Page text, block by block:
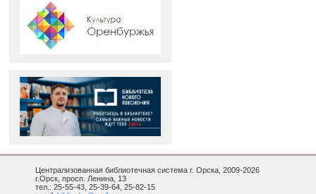
Централизованная библиотечная система г. Орска, 2009-2026
г.Орск, просп. Ленина, 13
тел.: 25-55-43, 25-39-64, 25-82-15